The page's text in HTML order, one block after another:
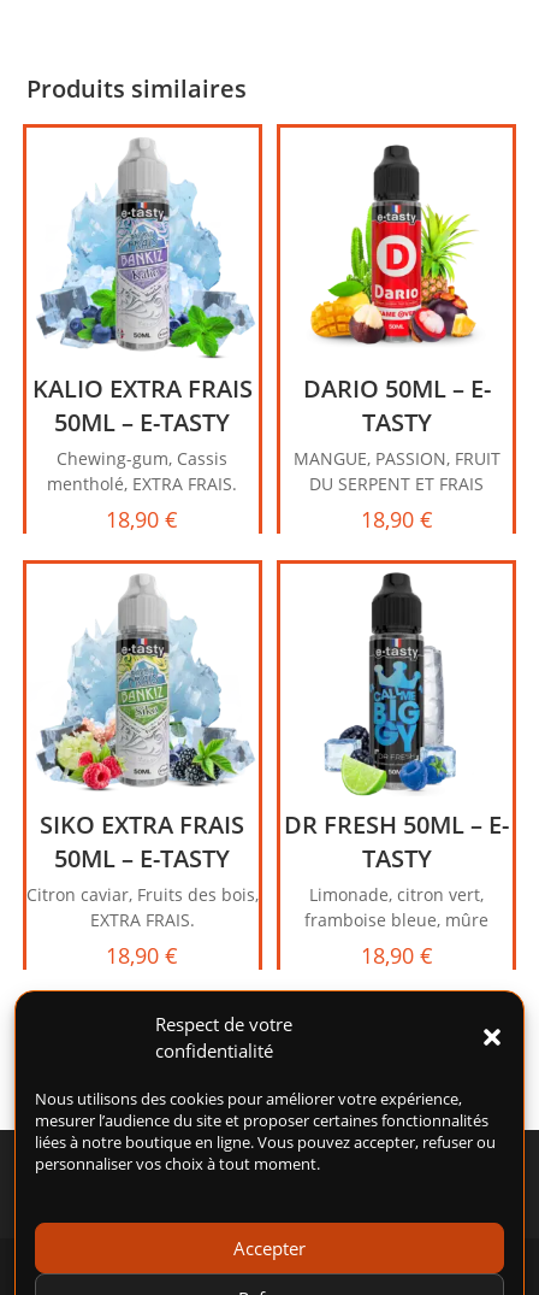
Respect de votre
confidentialité
Nous utilisons des cookies pour améliorer votre expérience,
mesurer l’audience du site et proposer certaines fonctionnalités
liées à notre boutique en ligne. Vous pouvez accepter, refuser ou
personnaliser vos choix à tout moment.
Accepter
Produits similaires
KALIO EXTRA FRAIS
50ML – E-TASTY
Chewing-gum, Cassis
mentholé, EXTRA FRAIS.
18,90€
DARIO 50ML – E-
TASTY
MANGUE, PASSION, FRUIT
DU SERPENT ET FRAIS
18,90 €
SIKO EXTRA FRAIS
50ML – E-TASTY
Citron caviar, Fruits des bois,
EXTRA FRAIS.
18,90€
DR FRESH 50ML – E-
TASTY
Limonade, citron vert,
framboise bleue, mûre
18,90 €
POLITIQUE DE COOKIES (UE)
CONDITIONS GÉNÉRALES D’UTILISATION (CGU)